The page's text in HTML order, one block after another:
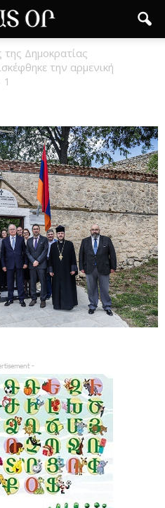
Δημοκρατίας
την αρμενική
1
-